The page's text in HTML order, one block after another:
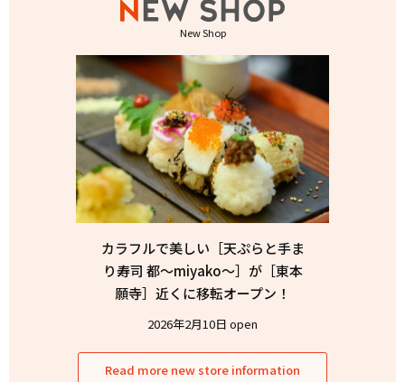
New Shop
カラフルで美しい［天ぷらと手ま
り寿司 都〜miyako〜］が［東本
願寺］近くに移転オープン！
2026年2月10日 open
Read more new store information